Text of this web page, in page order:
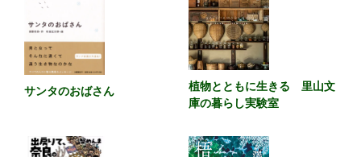
サンタのおばさん
植物とともに生きる 里山文
庫の暮らし実験室